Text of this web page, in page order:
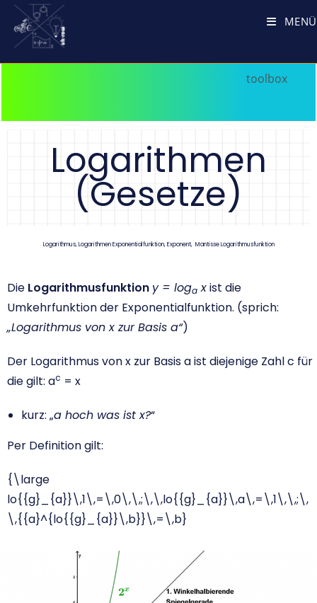
MENÜ
Logarithmen
(Gesetze)
Logarithmus, Logarithmen Exponentialfunktion, Exponent, Mantisse Logarithmusfunktion
Die Logarithmusfunktion y = loga xist die
Umkehrfunktion der Exponentialfunktion. (sprich:
„Logarithmus von x zur Basis a“)
Der Logarithmus von x zur Basis a ist diejenige Zahl c für
die gilt: ac = x
kurz: „a hoch was ist x?“
Per Definition gilt:
{\large
lo{{g}_{a}}\,1\,=\,0\,\,;\,\,lo{{g}_{a}}\,a\,=\,1\,\,;\,
\,{{a}^{lo{{g}_{a}}\,b}}\,=\,b}